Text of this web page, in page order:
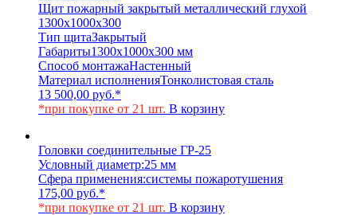
Щит пожарный закрытый металлический глухой
1300x1000x300
Тип щитаЗакрытый
Габариты1300x1000x300 мм
Способ монтажаНастенный
Материал исполненияТонколистовая сталь
13 500,00 руб.*
*при покупке от 21 шт. В корзину
Головки соединительные ГР-25
Условный диаметр:25 мм
Сфера применения:системы пожаротушения
175,00 руб.*
*при покупке от 21 шт. В корзину